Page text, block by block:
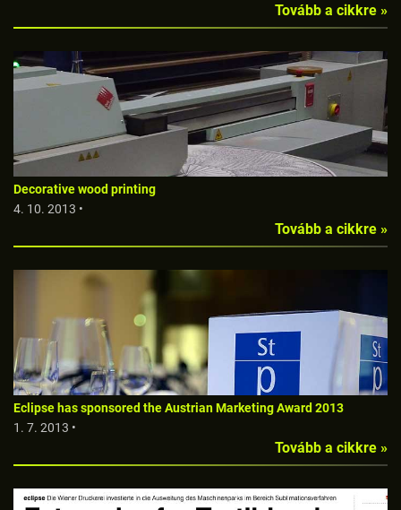
Tovább a cikkre »
Decorative wood printing
4. 10. 2013 •
Tovább a cikkre »
Eclipse has sponsored the Austrian Marketing Award 2013
1. 7. 2013 •
Tovább a cikkre »